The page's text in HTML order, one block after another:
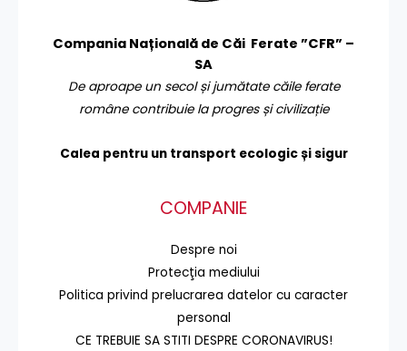
Compania Națională de Căi Ferate ”CFR” –
SA
De aproape un secol și jumătate căile ferate
române contribuie la progres și civilizație
Calea pentru un transport ecologic și sigur
COMPANIE
Despre noi
Protecţia mediului
Politica privind prelucrarea datelor cu caracter
personal
CE TREBUIE SA STITI DESPRE CORONAVIRUS!